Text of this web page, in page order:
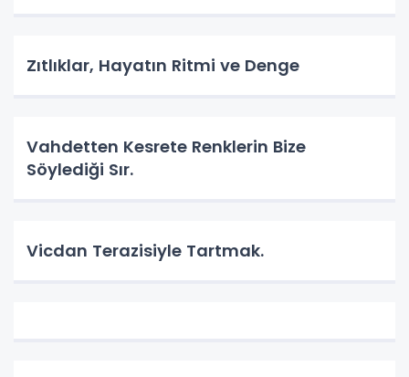
Zıtlıklar, Hayatın Ritmi ve Denge
Vahdetten Kesrete Renklerin Bize
Söylediği Sır.
Vicdan Terazisiyle Tartmak.